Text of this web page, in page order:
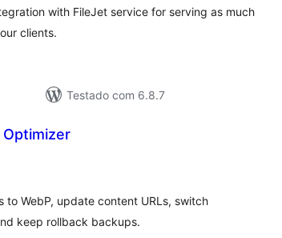
with FileJet service for serving as much
clients.
Testado com 6.8.7
Optimizer
to WebP, update content URLs, switch
keep rollback backups.